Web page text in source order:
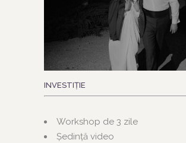
INVESTIȚIE
Workshop de 3 zile
Ședință video